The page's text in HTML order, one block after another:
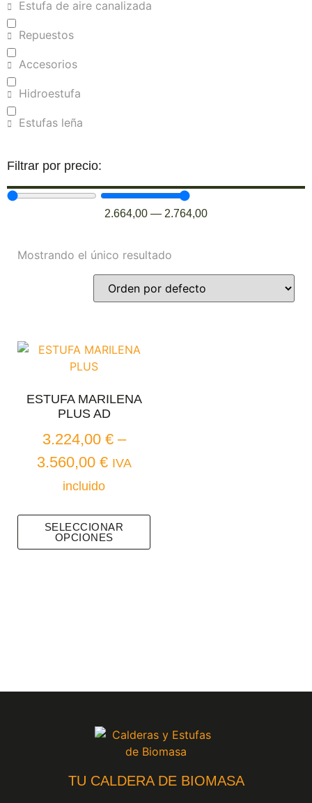
Estufa de aire canalizada
Repuestos
Accesorios
Hidroestufa
Estufas leña
Filtrar por precio:
2.664,00 — 2.764,00
Mostrando el único resultado
ESTUFA MARILENA
PLUS AD
3.224,00 €–
3.560,00 € IVA
incluido
SELECCIONAR
OPCIONES
TU CALDERA DE BIOMASA